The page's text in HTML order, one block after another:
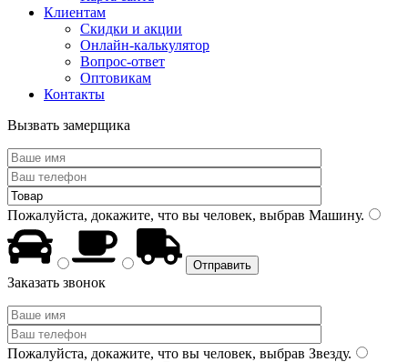
Клиентам
Скидки и акции
Онлайн-калькулятор
Вопрос-ответ
Оптовикам
Контакты
Вызвать замерщика
Пожалуйста, докажите, что вы человек, выбрав Машину.
Заказать звонок
Пожалуйста, докажите, что вы человек, выбрав Звезду.